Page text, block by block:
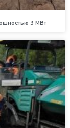
3 МВт